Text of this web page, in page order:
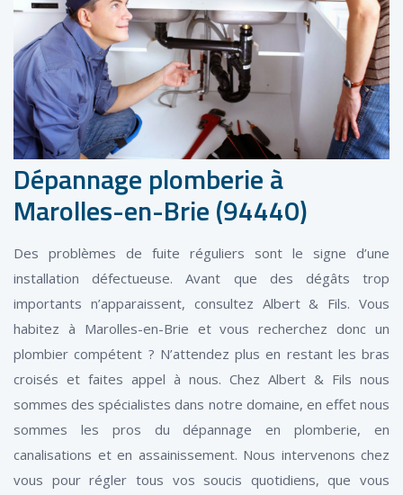
Dépannage plomberie à
Marolles-en-Brie (94440)
Des problèmes de fuite réguliers sont le signe d’une
installation défectueuse. Avant que des dégâts trop
importants n’apparaissent, consultez Albert & Fils. Vous
habitez à Marolles-en-Brie et vous recherchez donc un
plombier compétent ? N’attendez plus en restant les bras
croisés et faites appel à nous. Chez Albert & Fils nous
sommes des spécialistes dans notre domaine, en effet nous
sommes les pros du dépannage en plomberie, en
canalisations et en assainissement. Nous intervenons chez
vous pour régler tous vos soucis quotidiens, que vous